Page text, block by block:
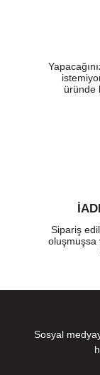
üründe
Sipariş
oluşmuşsa
Sosyal